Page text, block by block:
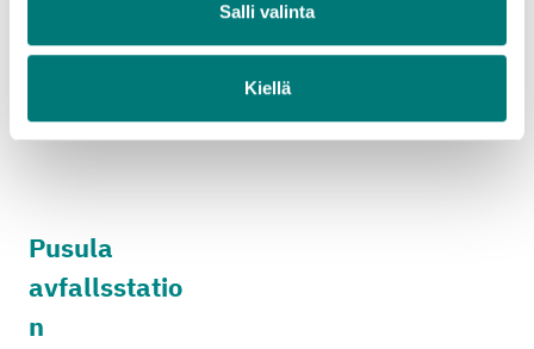
Salli valinta
Kiellä
avfallscentr
Pusula
avfallsstatio
n